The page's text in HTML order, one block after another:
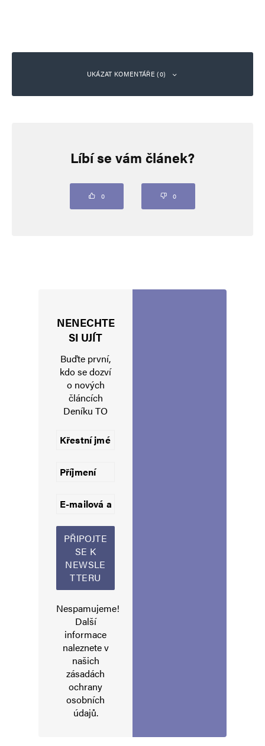
UKÁZAT KOMENTÁŘE (0)
Vaše e-mailová adresa nebude zveřejněna. Vyžadované informace jsou
Uložit do prohlížeče jméno, e-mail a webovou stránku pro budoucí
Informujte mě o nových komentářích e-mailem.
Alternative:
Líbí se vám článek?
0 0
NENECHTE
SI UJÍT
Buďte první,
kdo se dozví
o nových
článcích
Deníku TO
Nespamujeme!
Další
informace
naleznete v
našich
zásadách
ochrany
osobních
údajů.